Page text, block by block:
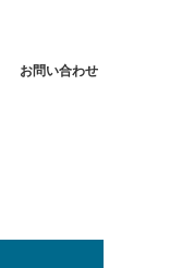
お問い合わせ